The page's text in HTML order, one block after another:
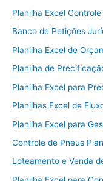
Planilha Excel
Banco de Petições
Planilha Excel de
Planilha de
Planilha Excel para
Planilhas Excel de
Planilha Excel para
Controle de Pneus
Loteamento e Venda